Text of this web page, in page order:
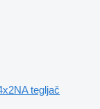
tegljač